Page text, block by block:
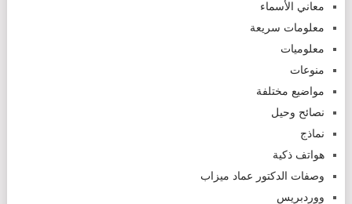
معاني الأسماء
معلومات سريعة
معلوميات
منوعات
مواضيع مختلفة
نصائح وحيل
نماذج
هواتف ذكية
وصفات الدكتور عماد ميزاب
ووردبريس